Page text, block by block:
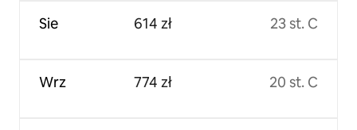
Sie
Wrz
614 zł
774 zł
23 st. C
20 st. C